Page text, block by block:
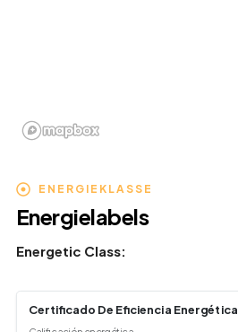
ENERGIEKLASSE
Energielabels
Energetic Class:
Certificado De Eficiencia Energética